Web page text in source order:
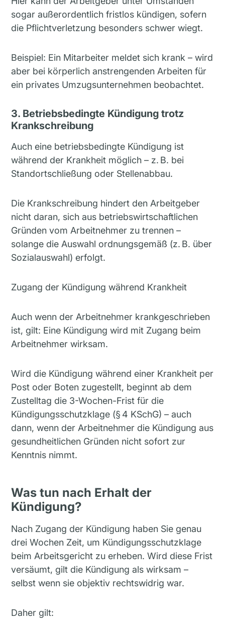
sogar außerordentlich fristlos kündigen, sofern
die Pflichtverletzung besonders schwer wiegt.
Beispiel: Ein Mitarbeiter meldet sich krank – wird
aber bei körperlich anstrengenden Arbeiten für
ein privates Umzugsunternehmen beobachtet.
3. Betriebsbedingte Kündigung trotz
Krankschreibung
Auch eine betriebsbedingte Kündigung ist
während der Krankheit möglich – z. B. bei
Standortschließung oder Stellenabbau.
Die Krankschreibung hindert den Arbeitgeber
nicht daran, sich aus betriebswirtschaftlichen
Gründen vom Arbeitnehmer zu trennen –
solange die Auswahl ordnungsgemäß (z. B. über
Sozialauswahl) erfolgt.
Zugang der Kündigung während Krankheit
Auch wenn der Arbeitnehmer krankgeschrieben
ist, gilt: Eine Kündigung wird mit Zugang beim
Arbeitnehmer wirksam.
Wird die Kündigung während einer Krankheit per
Post oder Boten zugestellt, beginnt ab dem
Zustelltag die 3-Wochen-Frist für die
Kündigungsschutzklage (§ 4 KSchG) – auch
dann, wenn der Arbeitnehmer die Kündigung aus
gesundheitlichen Gründen nicht sofort zur
Kenntnis nimmt.
Was tun nach Erhalt der
Kündigung?
Nach Zugang der Kündigung haben Sie genau
drei Wochen Zeit, um Kündigungsschutzklage
beim Arbeitsgericht zu erheben. Wird diese Frist
versäumt, gilt die Kündigung als wirksam –
selbst wenn sie objektiv rechtswidrig war.
Daher gilt: